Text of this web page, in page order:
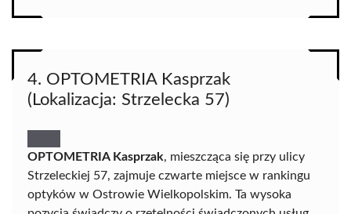
4. OPTOMETRIA Kasprzak
(Lokalizacja: Strzelecka 57)
OPTOMETRIA Kasprzak, mieszcząca się przy ulicy
Strzeleckiej 57, zajmuje czwarte miejsce w rankingu
optyków w Ostrowie Wielkopolskim. Ta wysoka